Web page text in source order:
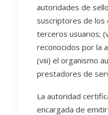
autoridades de
suscriptores de los
terceros usuarios;
reconocidos por la
(viii) el organismo
prestadores de
La autoridad
encargada de